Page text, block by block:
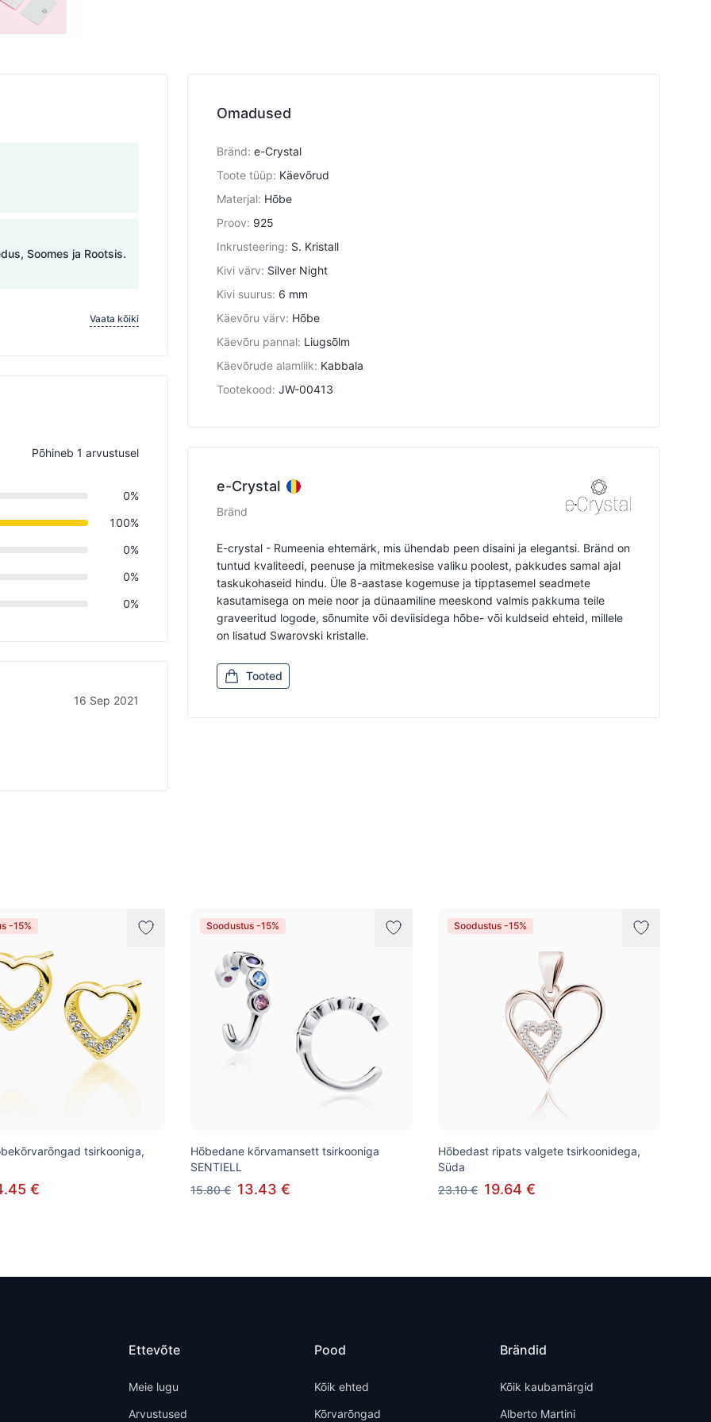
Omadused
Bränd: e-Crystal
Toote tüüp: Käevõrud
Materjal: Hõbe
Proov: 925
Inkrusteering: S. Kristall
Kivi värv: Silver Night
Kivi suurus: 6 mm
Käevõru värv: Hõbe
Käevõru pannal: Liugsõlm
Käevõrude alamliik: Kabbala
Tootekood: JW-00413
e-Crystal
Bränd
E-crystal - Rumeenia ehtemärk, mis ühendab peen disaini ja elegantsi. Bränd on
tuntud kvaliteedi, peenuse ja mitmekesise valiku poolest, pakkudes samal ajal
taskukohaseid hindu. Üle 8-aastase kogemuse ja tipptasemel seadmete
kasutamisega on meie noor ja dünaamiline meeskond valmis pakkuma teile
graveeritud logode, sõnumite või deviisidega hõbe- või kuldseid ehteid, millele
on lisatud Swarovski kristalle.
Tooted
Soomes ja Rootsis.
Vaata kõiki
Põhineb 1 arvustusel
0%
100%
0%
0%
0%
16 Sep 2021
-15%
tsirkooniga,
€
Soodustus -15%
Hõbedane kõrvamansett tsirkooniga
SENTIELL
15.80 € 13.43 €
Soodustus -15%
Hõbedast ripats valgete tsirkoonidega,
Süda
23.10 € 19.64 €
Ettevõte
Meie lugu
Arvustused
Pood
Kõik ehted
Kõrvarõngad
Brändid
Kõik kaubamärgid
Alberto Martini